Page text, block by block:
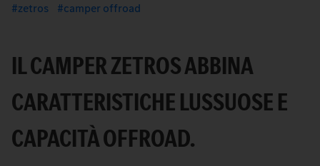
zetros camper offroad
IL CAMPER ZETROS ABBINA
CARATTERISTICHE LUSSUOSE E
CAPACITÀ OFFROAD.